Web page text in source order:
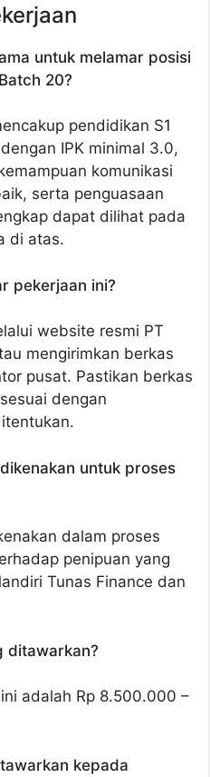
untuk melamar posisi
20?
pendidikan S1
IPK minimal 3.0,
komunikasi
serta penguasaan
dapat dilihat pada
di atas.
pekerjaan ini?
website resmi PT
mengirimkan berkas
pusat. Pastikan berkas
dengan
untuk proses
dalam proses
penipuan yang
Tunas Finance dan
ditawarkan?
adalah Rp 8.500.000 –
kepada